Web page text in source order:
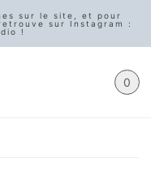
sur le site, et pour
sur Instagram :
!
0